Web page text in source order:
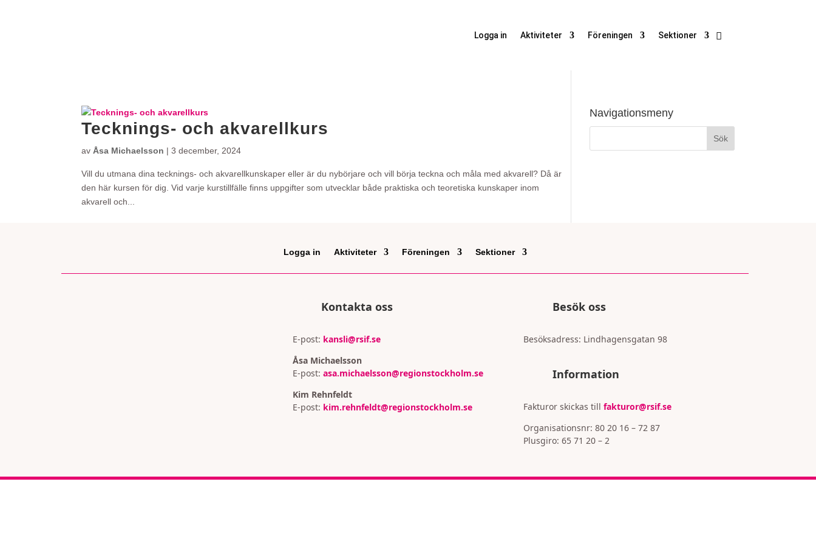
Logga in Aktiviteter Föreningen Sektioner
Tecknings- och akvarellkurs
av Åsa Michaelsson |3 december, 2024
Vill du utmana dina tecknings- och akvarellkunskaper eller är du nybörjare och vill börja teckna och måla med akvarell? Då är
den här kursen för dig. Vid varje kurstillfälle finns uppgifter som utvecklar både praktiska och teoretiska kunskaper inom
akvarell och...
Navigationsmeny
Logga in Aktiviteter Föreningen Sektioner
Kontakta oss
E-post: kansli@rsif.se
Åsa Michaelsson
E-post: asa.michaelsson@regionstockholm.se
Kim Rehnfeldt
E-post: kim.rehnfeldt@regionstockholm.se
Besök oss
Besöksadress: Lindhagensgatan 98
Information
Fakturor skickas tillfakturor@rsif.se
Organisationsnr: 80 20 16 – 72 87
Plusgiro: 65 71 20 – 2